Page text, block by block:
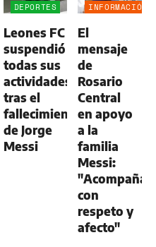
DEPORTES
Leones FC
suspendió
todas sus
actividades
tras el
fallecimiento
de Jorge
Messi
INFORMACIÓN
El
mensaje
de
Rosario
Central
en apoyo
a la
familia
Messi:
con
respeto y
afecto"